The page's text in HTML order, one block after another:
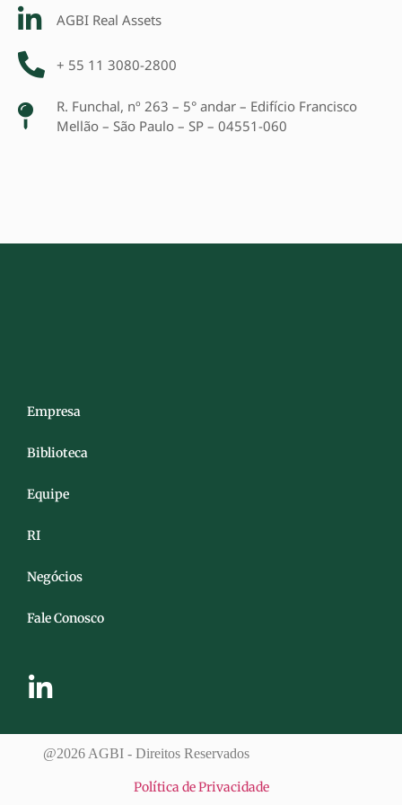
AGBI Real Assets
+ 55 11 3080-2800
R. Funchal, nº 263 – 5° andar – Edifício Francisco
Mellão – São Paulo – SP – 04551-060
Empresa
Biblioteca
Equipe
RI
Negócios
Fale Conosco
@2026 AGBI - Direitos Reservados
Política de Privacidade